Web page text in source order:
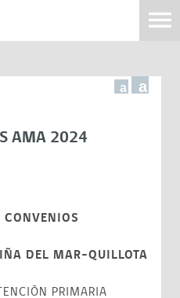
a a
AMA 2024
DEL MAR-QUILLOTA
PRIMARIA